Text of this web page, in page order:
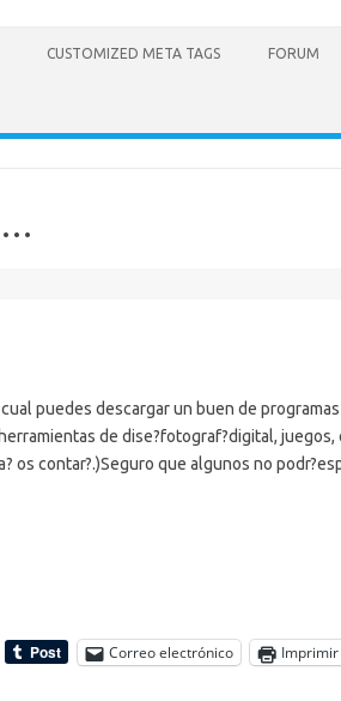
CUSTOMIZED META TAGS FORUM
puedes descargar un buen de
de dise?fotograf?digital,
os contar?.)Seguro que algunos no
Correo electrónico Imprimir